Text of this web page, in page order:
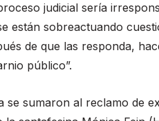
judicial sería
están sobreactuando
de que las responda,
público”.
sumaron al reclamo de